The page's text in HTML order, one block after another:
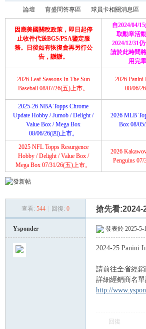
»
論壇
›
育盛問答專區
›
球員卡相關消息區
›
因應美國關稅政策，即日起停
止收件代送BGS/PSA鑒定服
務。日後如有恢復會再另行公
告，謝謝。
自2024/04/
取勳章活
2024/12/31
請於此時間
用完
2026 Leaf Seasons In The Sun
Baseball 08/07/26(五)上市。
2026 Panini
08/06/
2025-26 NBA Topps Chrome
Update Hobby / Jumob / Delight /
Value Box / Mega Box
08/06/26(四)上市。
2026 MLB
Box 08/
2025 NFL Topps Resurgence
Hobby / Delight / Value Box /
Mega Box 07/31/26(五)上市。
2026
Penguins 07/
查看: 544 回復: 0 搶先看
Ysponder 發表於 2025-5-
2024-25 Panini
請前往全省經
詳細經銷商名
http://
回復